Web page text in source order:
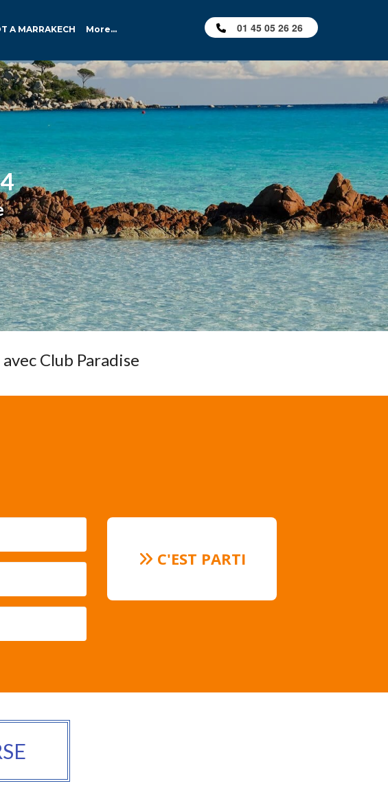
A MARRAKECH More... 01 45 05 26 26
Club Paradise
C'EST PARTI